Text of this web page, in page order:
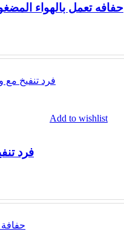
حفافه تعمل بالهواء المضغوط
Add to wishlist
فرد